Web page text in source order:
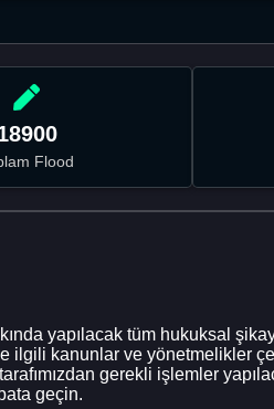
Flood
yapılacak tüm hukuksal
ilgili kanunlar ve yönetmelikler
gerekli işlemler
geçin.